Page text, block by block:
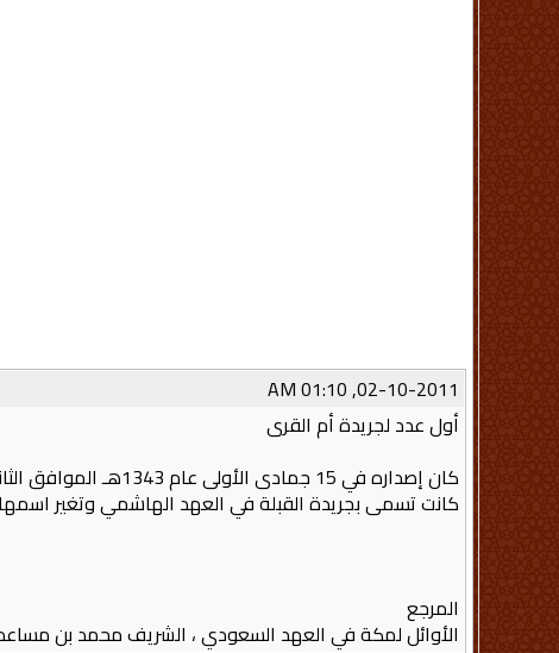
02-10-2011, 01:10 AM
أول عدد لجريدة أم القرى
كانت تسمى بجريدة القبلة في العهد الهاشمي وتغير
المرجع
الأوائل لمكة في العهد السعودي ، الشريف محمد بن